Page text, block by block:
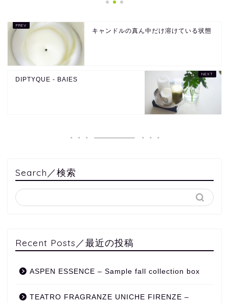
キャンドルの真ん中だけ溶けている状態
DIPTYQUE - BAIES
Search／検索
Recent Posts／最近の投稿
ASPEN ESSENCE – Sample fall collection box
TEATRO FRAGRANZE UNICHE FIRENZE –